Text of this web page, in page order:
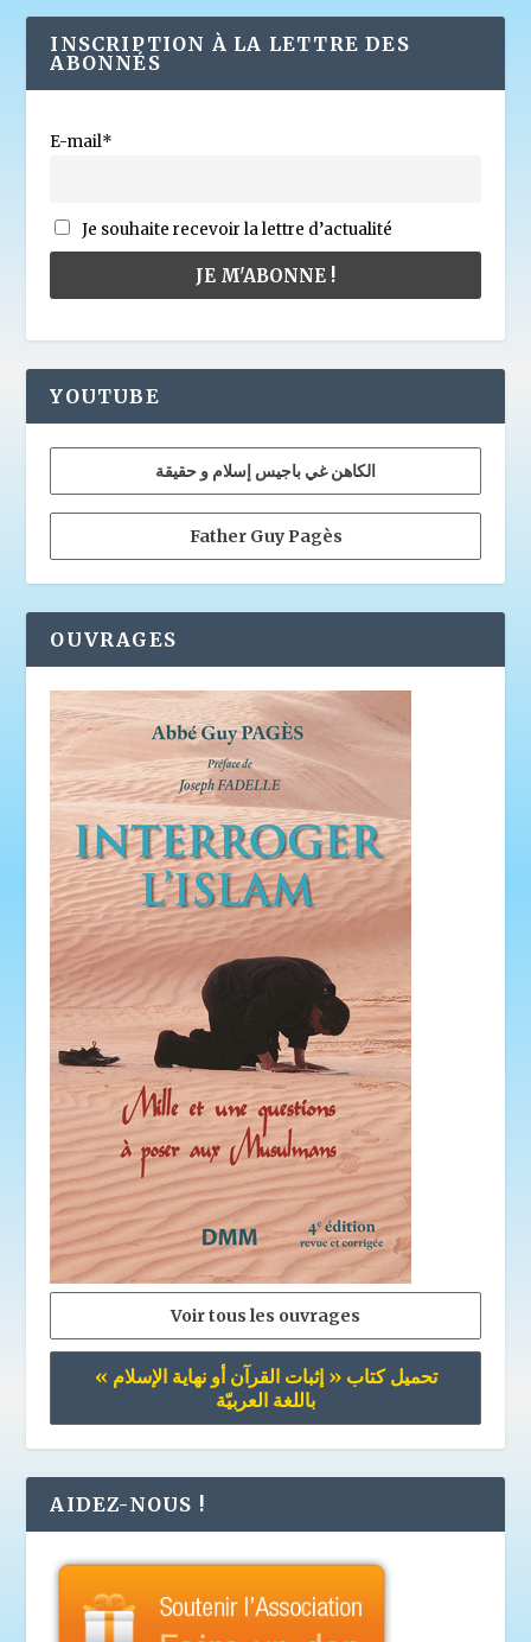
INSCRIPTION À LA LETTRE DES
ABONNÉS
E-mail*
Je souhaite recevoir la lettre d’actualité
YOUTUBE
الكاهن غي باجيس إسلام و حقيقة
Father Guy Pagès
OUVRAGES
Voir tous les ouvrages
تحميل كتاب « إثبات القرآن أو نهاية الإسلام »
باللغة العربيّة
AIDEZ-NOUS !